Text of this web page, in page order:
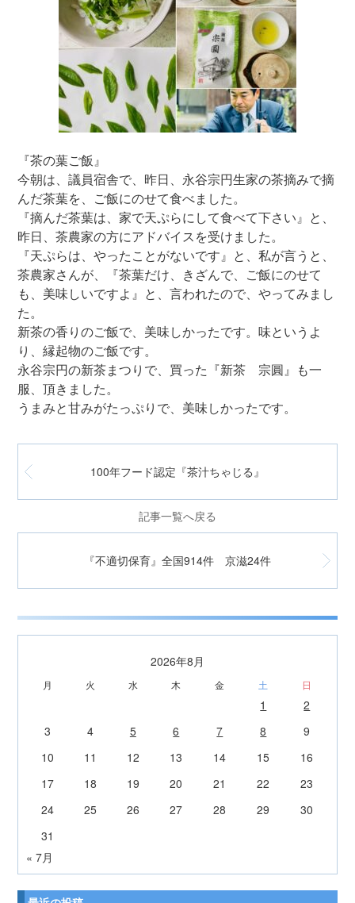
『茶の葉ご飯』
今朝は、議員宿舎で、昨日、永谷宗円生家の茶摘みで摘
んだ茶葉を、ご飯にのせて食べました。
『摘んだ茶葉は、家で天ぷらにして食べて下さい』と、
昨日、茶農家の方にアドバイスを受けました。
『天ぷらは、やったことがないです』と、私が言うと、
茶農家さんが、『茶葉だけ、きざんで、ご飯にのせて
も、美味しいですよ』と、言われたので、やってみまし
た。
新茶の香りのご飯で、美味しかったです。味というよ
り、縁起物のご飯です。
永谷宗円の新茶まつりで、買った『新茶 宗圓』も一
服、頂きました。
うまみと甘みがたっぷりで、美味しかったです。
100年フード認定『茶汁ちゃじる』
記事一覧へ戻る
『不適切保育』全国914件 京滋24件
2026年8月
月 火 水 木 金 土 日
1
2
3
4 5 6 7 8
9
10
11 12 13 14 15
16
17
18 19 20 21 22
23
24
25 26 27 28 29
30
31
« 7月